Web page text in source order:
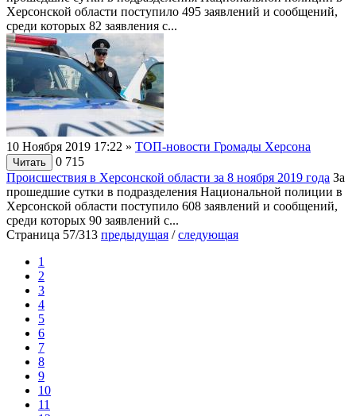
Херсонской области поступило 495 заявлений и сообщений,
среди которых 82 заявления с...
10 Ноября 2019 17:22 » ТОП-новости Громады Херсона
Читать 0 715
Происшествия в Херсонской области за 8 ноября 2019 года За
прошедшие сутки в подразделения Национальной полиции в
Херсонской области поступило 608 заявлений и сообщений,
среди которых 90 заявлений с...
Страница 57/313 предыдущая /следующая
1
2
3
4
5
6
7
8
9
10
11